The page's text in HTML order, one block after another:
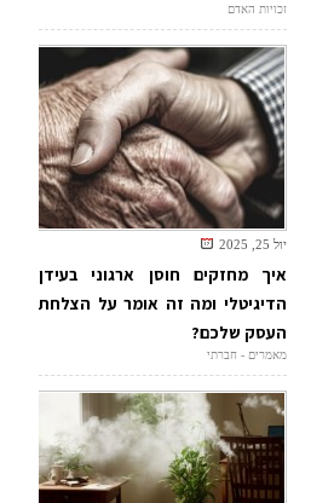
זכויות האדם
יול 25, 2025
איך מחזקים חוסן ארגוני בעידן
הדיגיטלי ומה זה אומר על הצלחת
העסק שלכם?
מאמרים - חברתי